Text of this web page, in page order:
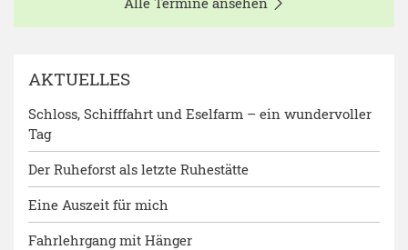
AKTUELLES
Schloss, Schifffahrt und Eselfarm – ein wundervoller
Tag
Der Ruheforst als letzte Ruhestätte
Eine Auszeit für mich
Fahrlehrgang mit Hänger